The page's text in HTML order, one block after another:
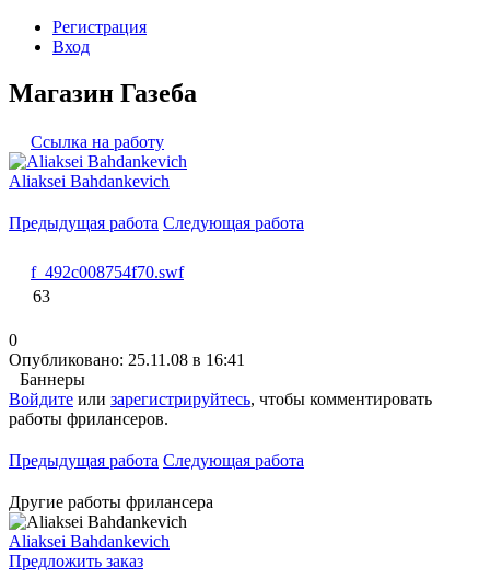
Регистрация
Вход
Магазин Газеба
Ссылка на работу
Aliaksei Bahdankevich
Предыдущая работа Следующая работа
f_492c008754f70.swf
63
0
Опубликовано: 25.11.08 в 16:41
Баннеры
Войдите или зарегистрируйтесь, чтобы комментировать
работы фрилансеров.
Предыдущая работа Следующая работа
Другие работы фрилансера
Aliaksei Bahdankevich
Предложить заказ